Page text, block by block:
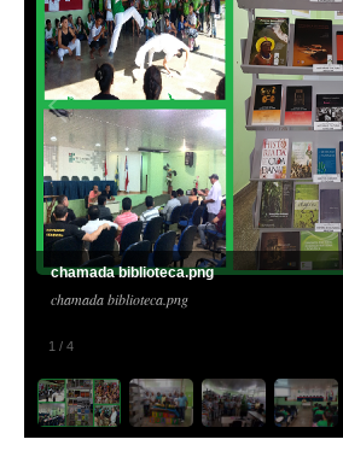
1 / 4
chamada biblioteca.png
chamada biblioteca.png